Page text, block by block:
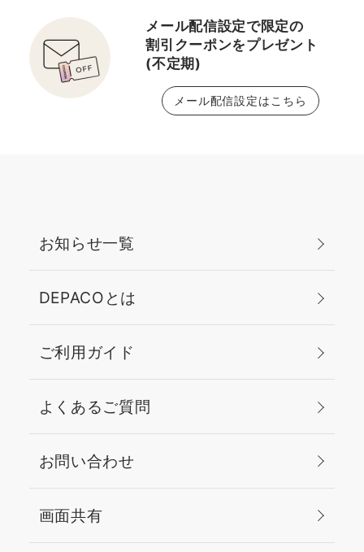
メール配信設定で限定の
割引クーポンをプレゼント
(不定期)
メール配信設定はこちら
お知らせ一覧
DEPACOとは
ご利用ガイド
よくあるご質問
お問い合わせ
画面共有